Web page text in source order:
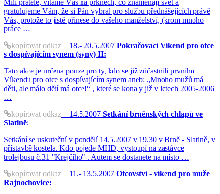
Milí přátelé, vítáme Vás na prknech, co znamenají svět a
gratulujeme Vám, že si Pán vybral pro službu přednášejících právě
Vás, protože to jistě přinese do vašeho manželství, (krom mnoho
práce …
kopírovat odkaz 18.- 20.5.2007 Pokračovací Víkend pro otce
s dospívajícím synem (syny) II:
Tato akce je určena pouze pro ty, kdo se již zúčastnili prvního
Víkendu pro otce s dospívajícím synem aneb: „Mnoho mužů má
děti, ale málo dětí má otce!“ , které se konaly již v letech 2005-2006
…
kopírovat odkaz 14.5.2007 Setkání brněnských chlapů ve
Slatině:
Setkání se uskuteční v pondělí 14.5.2007 v 19.30 v Brně - Slatině, v
přístavbě kostela. Kdo pojede MHD, vystoupí na zastávce
trolejbusu č.31 "Krejčího" . Autem se dostanete na místo …
kopírovat odkaz 11.- 13.5.2007 Otcovství - víkend pro muže
Rajnochovice: